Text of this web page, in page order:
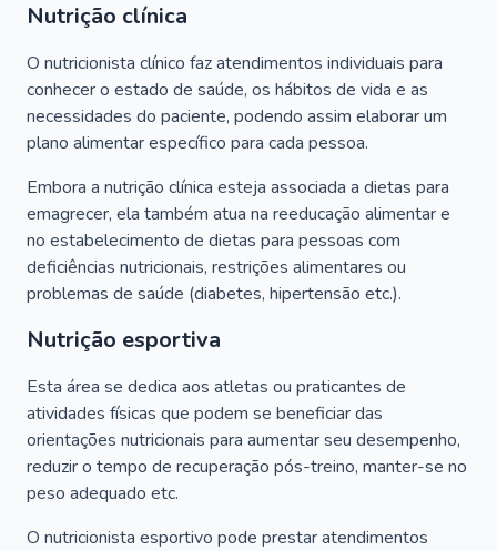
Nutrição clínica
O nutricionista clínico faz atendimentos individuais para
conhecer o estado de saúde, os hábitos de vida e as
necessidades do paciente, podendo assim elaborar um
plano alimentar específico para cada pessoa.
Embora a nutrição clínica esteja associada a dietas para
emagrecer, ela também atua na reeducação alimentar e
no estabelecimento de dietas para pessoas com
deficiências nutricionais, restrições alimentares ou
problemas de saúde (diabetes, hipertensão etc.).
Nutrição esportiva
Esta área se dedica aos atletas ou praticantes de
atividades físicas que podem se beneficiar das
orientações nutricionais para aumentar seu desempenho,
reduzir o tempo de recuperação pós-treino, manter-se no
peso adequado etc.
O nutricionista esportivo pode prestar atendimentos